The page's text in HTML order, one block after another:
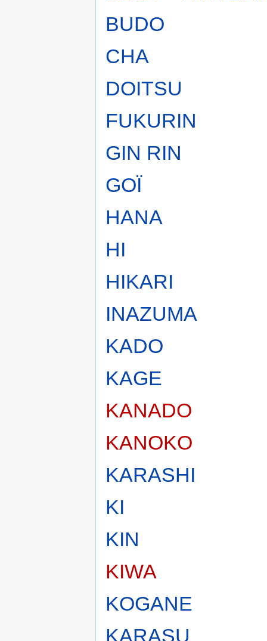
BUDO
CHA
DOITSU
FUKURIN
GIN RIN
GOÏ
HANA
HI
HIKARI
INAZUMA
KADO
KAGE
KANADO
KANOKO
KARASHI
KI
KIN
KIWA
KOGANE
KARASU